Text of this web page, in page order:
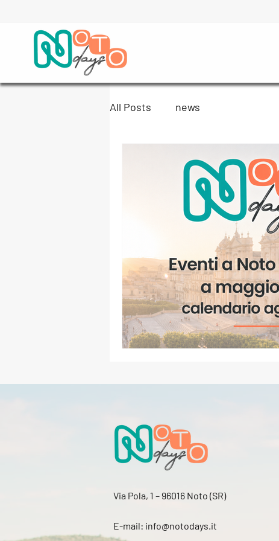
All Posts news
Via Pola, 1 – 96016 Noto (SR)
E-mail: info@notodays.it